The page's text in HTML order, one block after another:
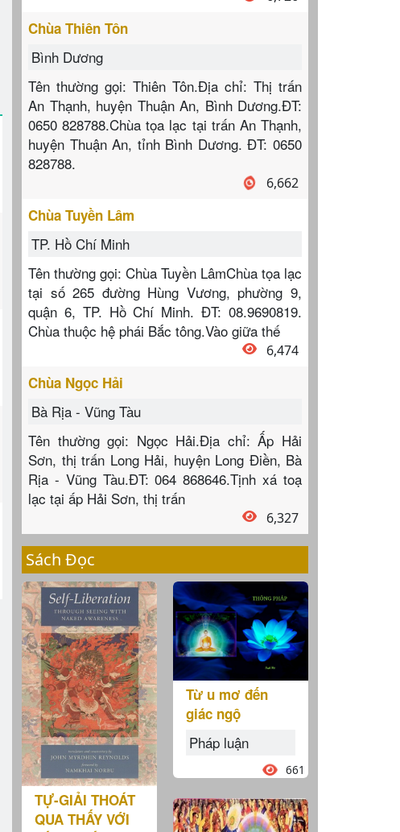
Chùa Thiên Tôn
Bình Dương
Tên thường gọi: Thiên Tôn.Địa chỉ: Thị trấn
An Thạnh, huyện Thuận An, Bình Dương.ĐT:
0650 828788.Chùa tọa lạc tại trấn An Thạnh,
huyện Thuận An, tỉnh Bình Dương. ĐT: 0650
828788.
6,662
Chùa Tuyền Lâm
TP. Hồ Chí Minh
Tên thường gọi: Chùa Tuyền LâmChùa tọa lạc
tại số 265 đường Hùng Vương, phường 9,
quận 6, TP. Hồ Chí Minh. ĐT: 08.9690819.
Chùa thuộc hệ phái Bắc tông.Vào giữa thế
6,474
Chùa Ngọc Hải
Bà Rịa - Vũng Tàu
Tên thường gọi: Ngọc Hải.Địa chỉ: Ấp Hải
Sơn, thị trấn Long Hải, huyện Long Điền, Bà
Rịa - Vũng Tàu.ĐT: 064 868646.Tịnh xá toạ
lạc tại ấp Hải Sơn, thị trấn
6,327
Sách Đọc
TỰ-GIẢI THOÁT
QUA THẤY VỚI
Từ u mơ đến
giác ngộ
Pháp luận
661